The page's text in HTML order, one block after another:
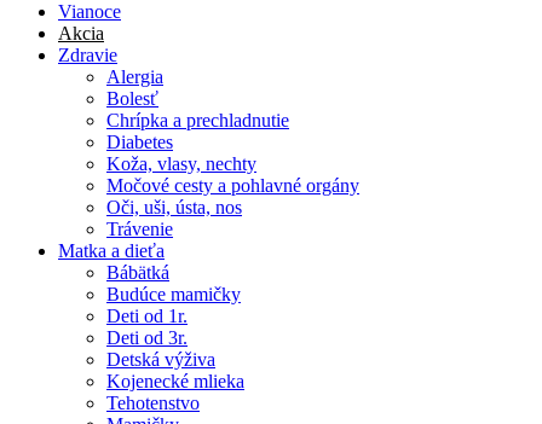
Vianoce
Akcia
Zdravie
Alergia
Bolesť
Chrípka a prechladnutie
Diabetes
Koža, vlasy, nechty
Močové cesty a pohlavné orgány
Oči, uši, ústa, nos
Trávenie
Matka a dieťa
Bábätká
Budúce mamičky
Deti od 1r.
Deti od 3r.
Detská výživa
Kojenecké mlieka
Tehotenstvo